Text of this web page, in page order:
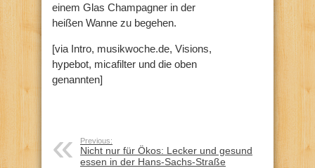
einem Glas Champagner in der
heißen Wanne zu begehen.
[via Intro, musikwoche.de, Visions,
hypebot, micafilter und die oben
genannten]
Previous:
Nicht nur für Ökos: Lecker und gesund
essen in der Hans-Sachs-Straße